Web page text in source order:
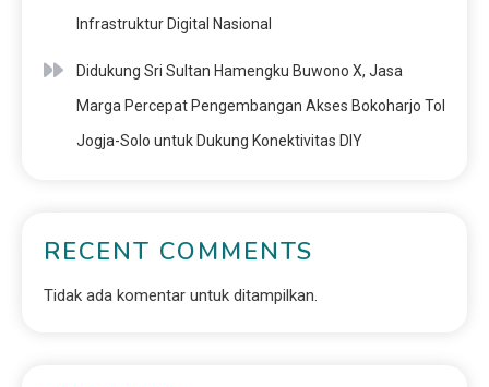
Infrastruktur Digital Nasional
Didukung Sri Sultan Hamengku Buwono X, Jasa
Marga Percepat Pengembangan Akses Bokoharjo Tol
Jogja-Solo untuk Dukung Konektivitas DIY
RECENT COMMENTS
Tidak ada komentar untuk ditampilkan.